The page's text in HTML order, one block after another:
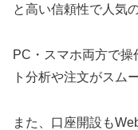
と高い信頼性で人気
PC・スマホ両方で
ト分析や注文がスム
また、口座開設も